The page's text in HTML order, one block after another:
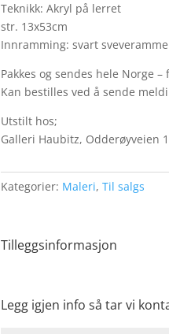
Teknikk: Akryl på lerret
str. 13x53cm
Innramming: svart sveveramme
Pakkes og sendes hele Norge
Kan bestilles ved å sende
Utstilt hos;
Galleri Haubitz, Odderøyveien
Kategorier: Maleri, Til salgs
Tilleggsinformasjon
Legg igjen info så tar vi